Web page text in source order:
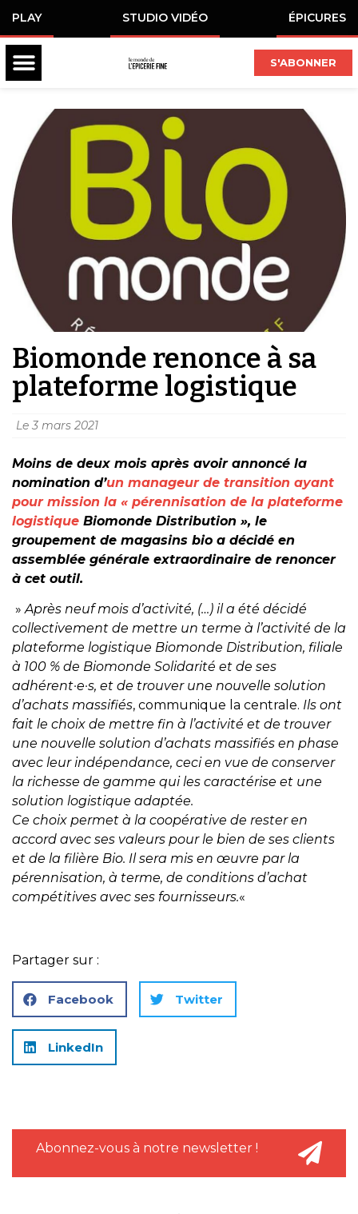
PLAY STUDIO VIDÉO ÉPICURES
S'ABONNER
Biomonde renonce à sa
plateforme logistique
Le 3 mars 2021
Moins de deux mois après avoir annoncé la
nomination d’un manageur de transition ayant
pour mission la « pérennisation de la plateforme
logistique Biomonde Distribution », le
groupement de magasins bio a décidé en
assemblée générale extraordinaire de renoncer
à cet outil.
»Après neuf mois d’activité, (…) il a été décidé
collectivement de mettre un terme à l’activité de la
plateforme logistique Biomonde Distribution, filiale
à 100 % de Biomonde Solidarité et de ses
adhérent·e·s, et de trouver une nouvelle solution
d’achats massifiés, communique la centrale. Ils ont
fait le choix de mettre fin à l’activité et de trouver
une nouvelle solution d’achats massifiés en phase
avec leur indépendance, ceci en vue de conserver
la richesse de gamme qui les caractérise et une
solution logistique adaptée.
Ce choix permet à la coopérative de rester en
accord avec ses valeurs pour le bien de ses clients
et de la filière Bio. Il sera mis en œuvre par la
pérennisation, à terme, de conditions d’achat
compétitives avec ses fournisseurs.«
Partager sur :
Facebook Twitter
LinkedIn
Abonnez-vous à notre newsletter !